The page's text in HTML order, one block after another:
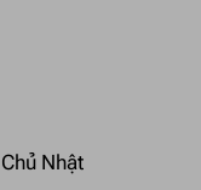
Nhật